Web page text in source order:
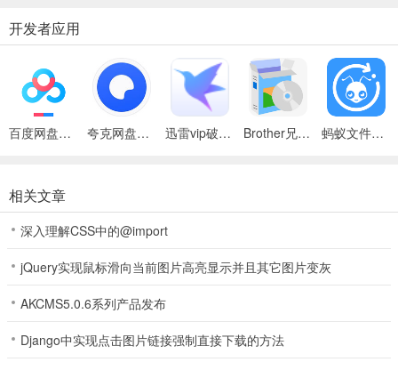
5、支持自定义邮件和修改邮件头的功能，完美模拟各种流行的邮件客
户端(如outlook、Foxmail等)的发送过程。
6、支持特定的发送功能。例如，如果电子邮件地址为“X Company
Y”，则可以在发送时将“X Company Y”的任何特定信息添加到电子邮
件的内容或标题中。只要用我们的格式写电子邮件地址就行了。
软件亮点
1、同时支持直接发送和中继SMTP发送。如果直接SMTP发送失败，
可以自动将中继SMTP发送或中继SMTP发送失败切换为直接SMTP发
查询数，减少了发送SMTP中继时的连接数。
开发者应用
百度网盘绿色免安装Pc电脑版 夸克网盘官方正式版 迅雷vip破解版永久会员2024版 Brother兄弟 MFC-8480DN多功能一体机ISIS驱动 蚂蚁文件（数据恢复大师）
相关文章
深入理解CSS中的@import
jQuery实现鼠标滑向当前图片高亮显示并且其它图片变灰
AKCMS5.0.6系列产品发布
Django中实现点击图片链接强制直接下载的方法